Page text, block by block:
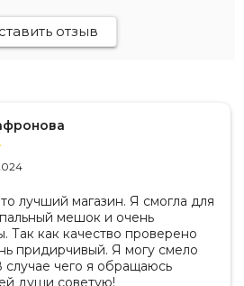
отзыв
лучший магазин. Я смогла для
мешок и очень
Так как качество проверено
придирчивый. Я могу смело
случае чего я обращаюсь
души советую!